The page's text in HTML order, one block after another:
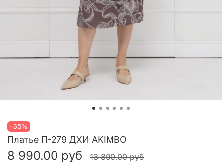
-35%
Платье П-279 ДХИ AKIMBO
8 990.00 руб 13 890.00 руб